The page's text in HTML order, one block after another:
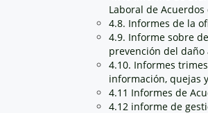
Laboral de Acuerdos
4.8. Informes de la
4.9. Informe sobre
prevención del
4.10. Informes
información, quejas
4.11 Informes de
4.12 informe de